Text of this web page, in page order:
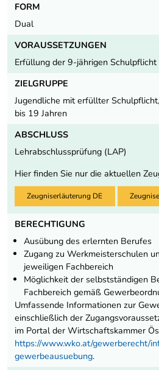
FORM
Dual
VORAUSSETZUNGEN
Erfüllung der 9-jährigen Schulpflicht
ZIELGRUPPE
Jugendliche mit erfüllter
bis 19 Jahren
ABSCHLUSS
Lehrabschlussprüfung (LAP)
Hier finden Sie nur die aktuellen
Zeugniserläuterung DE
BERECHTIGUNG
Ausübung des erlernten Berufes
Zugang zu Werkmeisterschulen
jeweiligen Fachbereich
Möglichkeit der selbstständigen
Fachbereich gemäß
Umfassende Informationen zur
einschließlich der
im Portal der Wirtschaftskammer
https://www.wko.at/gewerberecht/
gewerbeausuebung.